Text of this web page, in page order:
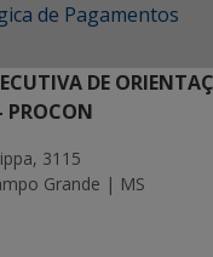
de Pagamentos
DE
PROCON
3115
Grande | MS